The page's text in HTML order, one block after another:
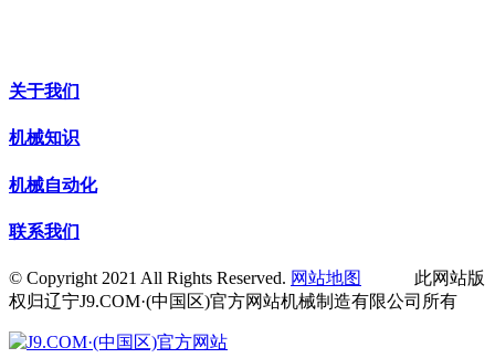
关于我们
机械知识
机械自动化
联系我们
© Copyright 2021 All Rights Reserved. 网站地图
此网站版
权归辽宁J9.COM·(中国区)官方网站机械制造有限公司所有